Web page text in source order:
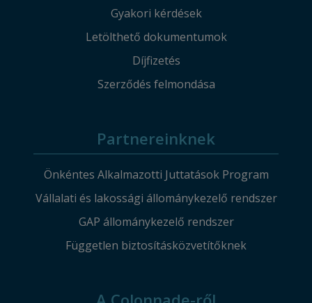
Gyakori kérdések
Letölthető dokumentumok
Díjfizetés
Szerződés felmondása
Partnereinknek
Önkéntes Alkalmazotti Juttatások Program
Vállalati és lakossági állománykezelő rendszer
GAP állománykezelő rendszer
Független biztosításközvetítőknek